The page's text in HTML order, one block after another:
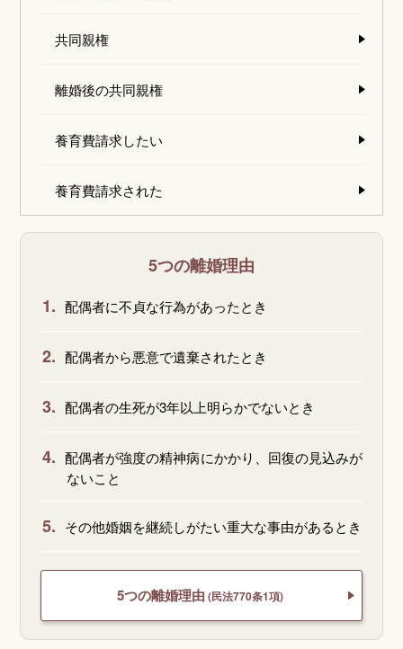
共同親権
離婚後の共同親権
養育費請求したい
養育費請求された
5つの離婚理由
1. 配偶者に不貞な行為があったとき
2. 配偶者から悪意で遺棄されたとき
3. 配偶者の生死が3年以上明らかでないとき
4. 配偶者が強度の精神病にかかり、回復の見込みが
ないこと
5. その他婚姻を継続しがたい重大な事由があるとき
5つの離婚理由 (民法770条1項)